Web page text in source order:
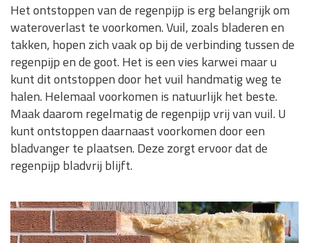
Het ontstoppen van de regenpijp is erg belangrijk om
wateroverlast te voorkomen. Vuil, zoals bladeren en
takken, hopen zich vaak op bij de verbinding tussen de
regenpijp en de goot. Het is een vies karwei maar u
kunt dit ontstoppen door het vuil handmatig weg te
halen. Helemaal voorkomen is natuurlijk het beste.
Maak daarom regelmatig de regenpijp vrij van vuil. U
kunt ontstoppen daarnaast voorkomen door een
bladvanger te plaatsen. Deze zorgt ervoor dat de
regenpijp bladvrij blijft.